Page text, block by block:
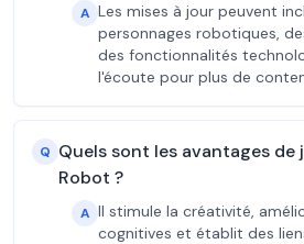
A Les mises à jour peuvent
personnages robotiques,
des fonctionnalités
l'écoute pour plus de
Q Quels sont les avantages de
Robot ?
A Il stimule la créativité,
cognitives et établit des